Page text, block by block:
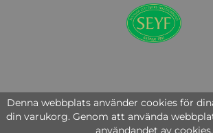
© Copyright 2025 | Nail Systems of Sweden
Denna webbplats använder cookies för
din varukorg. Genom att använda
användandet av cookies.